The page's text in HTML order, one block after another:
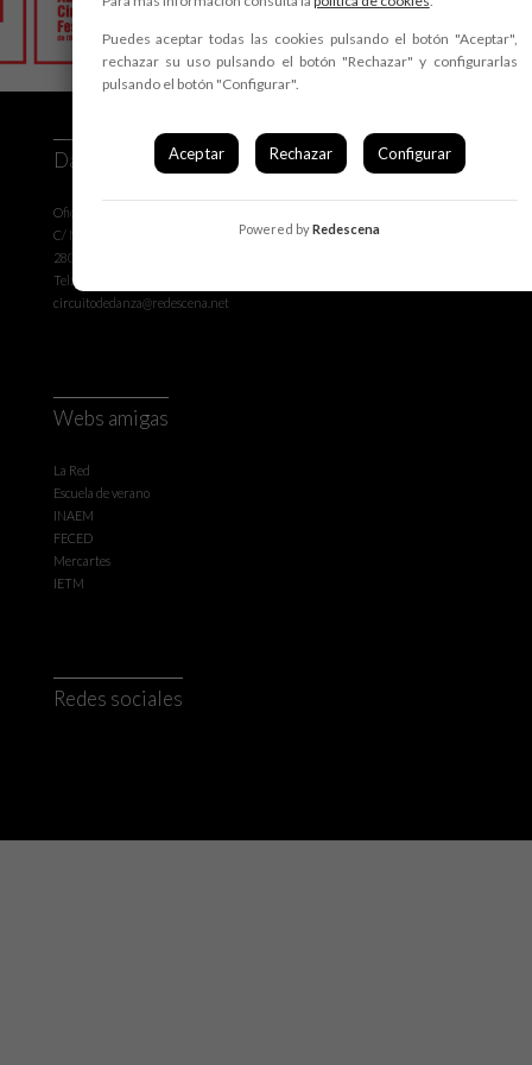
Danza a Escena
Oficina de coordinación de La Red
C/ Mayor 6 - 5º B
28013 Madrid- España
Tel: 915 489 560 / 915 326 779
circuitodedanza@redescena.net
Webs amigas
La Red
Escuela de verano
INAEM
FECED
Mercartes
IETM
Redes sociales
Puedes aceptar todas las cookies pulsando el botón "Aceptar",
rechazar su uso pulsando el botón "Rechazar" y configurarlas
pulsando el botón "Configurar".
Aceptar Rechazar Configurar
Powered byRedescena